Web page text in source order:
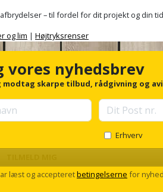
– til fordel for dit projekt og din
og lim | Højtryksrenser
vores nyhedsbrev
modtag skarpe tilbud, rådgivning og
Erhverv
læst og accepteretbetingelserne for